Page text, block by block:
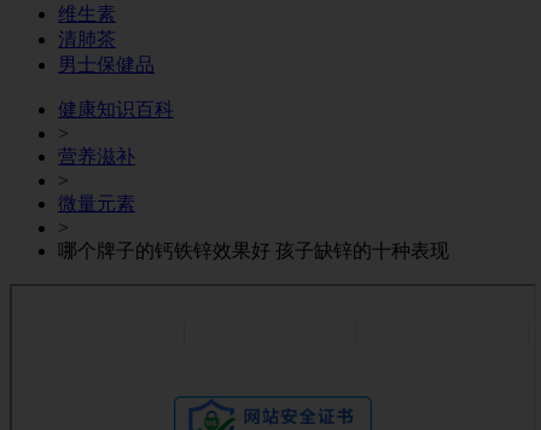
维生素
清肺茶
男士保健品
健康知识百科
>
营养滋补
>
微量元素
>
哪个牌子的钙铁锌效果好 孩子缺锌的十种表现